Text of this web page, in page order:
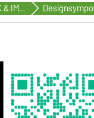
RÜCKBLICK & IMPRESSIONEN